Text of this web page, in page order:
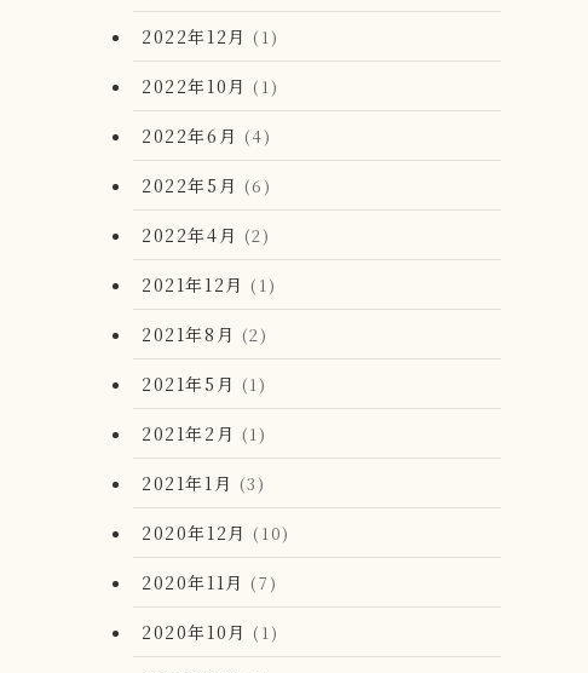
2022年12月 (1)
2022年10月 (1)
2022年6月 (4)
2022年5月 (6)
2022年4月 (2)
2021年12月 (1)
2021年8月 (2)
2021年5月 (1)
2021年2月 (1)
2021年1月 (3)
2020年12月 (10)
2020年11月 (7)
2020年10月 (1)